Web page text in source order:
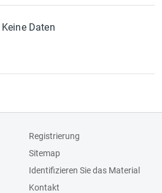
Keine Daten
Registrierung
Sitemap
Identifizieren Sie das Material
Kontakt